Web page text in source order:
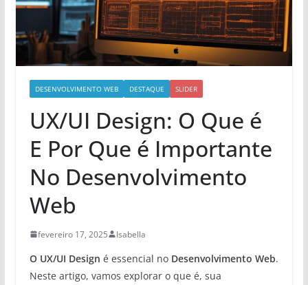
DESENVOLVIMENTO WEB DESTAQUE SLIDER
UX/UI Design: O Que é
E Por Que é Importante
No Desenvolvimento
Web
fevereiro 17, 2025 Isabella
O UX/UI Design é essencial no Desenvolvimento Web.
Neste artigo, vamos explorar o que é, sua